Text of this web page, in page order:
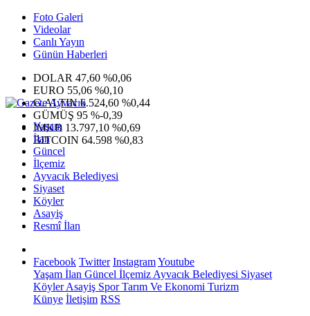
Foto Galeri
Videolar
Canlı Yayın
Günün Haberleri
DOLAR 47,60 %0,06
EURO 55,06 %0,10
G.ALTIN6.524,60 %0,44
GÜMÜŞ 95 %-0,39
IMKB 13.797,10 %0,69
BITCOIN 64.598 %0,83
Yaşam
İlan
Güncel
İlçemiz
Ayvacık Belediyesi
Siyaset
Köyler
Asayiş
Resmî İlan
Facebook Twitter InstagramYoutube
Yaşam İlan Güncel İlçemiz Ayvacık Belediyesi Siyaset
KöylerAsayiş SporTarım Ve Ekonomi Turizm
Künye İletişim RSS